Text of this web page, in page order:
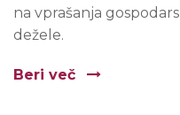
na vprašanja
dežele.
Beri več